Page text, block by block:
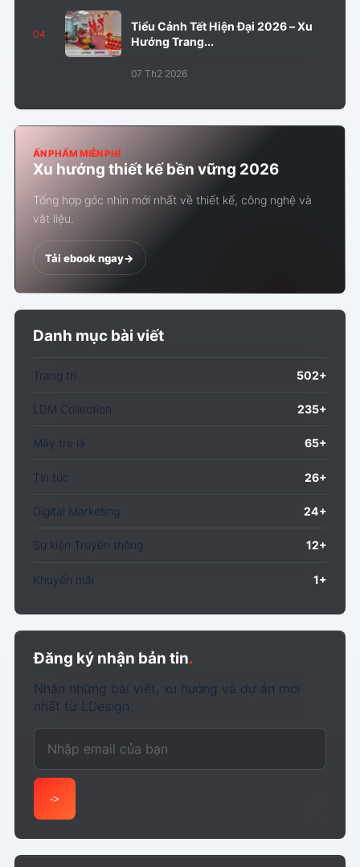
04
Tiểu Cảnh Tết Hiện Đại 2026 – Xu
Hướng Trang...
07 Th2 2026
ẤN PHẨM MIỄN PHÍ
Xu hướng thiết kế bền vững 2026
Tổng hợp góc nhìn mới nhất về thiết kế, công nghệ và
vật liệu.
Tải ebook ngay->
Danh mục bài viết
Trang trí 502+
LDM Collection 235+
Mây tre lá 65+
Tin tức 26+
Digital Marketing 24+
Sự kiện Truyền thông 12+
Khuyến mãi 1+
Đăng ký nhận bản tin.
Nhận những bài viết, xu hướng và dự án mới
nhất từ LDesign.
Email của bạn
->